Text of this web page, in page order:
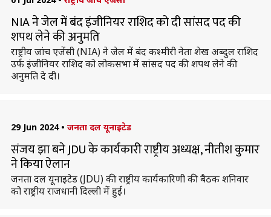
NIA ने जेल में बंद इंजीनियर राशिद को दी सांसद पद की
शपथ लेने की अनुमति
राष्ट्रीय जांच एजेंसी (NIA) ने जेल में बंद कश्मीरी नेता शेख अब्दुल राशिद
उर्फ इंजीनियर राशिद को लोकसभा में सांसद पद की शपथ लेने की
अनुमति दे दी।
29 Jun 2024 • जनता दल यूनाइटेड
संजय झा बने JDU के कार्यकारी राष्ट्रीय अध्यक्ष, नीतीश कुमार
ने किया ऐलान
जनता दल यूनाइटेड (JDU) की राष्ट्रीय कार्यकारिणी की बैठक शनिवार
को राष्ट्रीय राजधानी दिल्ली में हुई।